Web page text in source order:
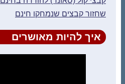
שחזור קבצים שנמחקו חינם
איך להיות מאושרים